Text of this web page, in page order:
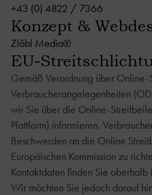
+43 (0) 4822 / 7366
Konzept &
Zlöbl Media®
EU-
Gemäß Verordnung über Online-
Verbraucherangelegenheiten
wir Sie über die Online-
Plattform) informieren.
Beschwerden an die Online
Europäischen Kommission zu
Kontaktdaten finden Sie oberhalb
Wir möchten Sie jedoch darauf